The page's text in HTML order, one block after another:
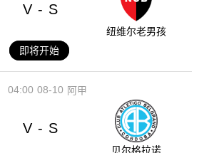
V - S
纽维尔老男孩
即将开始
08-10
04:00 阿甲
V - S
贝尔格拉诺